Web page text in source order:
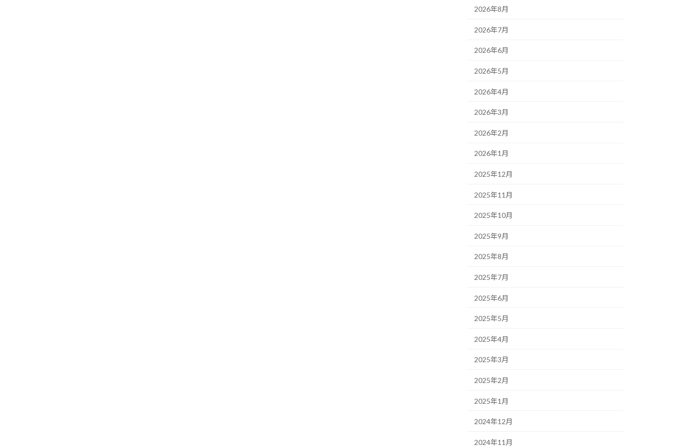
2026年8月
2026年7月
2026年6月
2026年5月
2026年4月
2026年3月
2026年2月
2026年1月
2025年12月
2025年11月
2025年10月
2025年9月
2025年8月
2025年7月
2025年6月
2025年5月
2025年4月
2025年3月
2025年2月
2025年1月
2024年12月
2024年11月